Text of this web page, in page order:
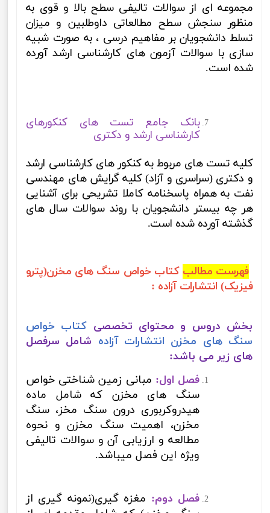
مجموعه ای از سوالات تالیفی سطح بالا و قوی به
منظور سنجش سطح مطالعاتی داوطلبین و میزان
تسلط دانشجویان بر مفاهیم درسی ، به صورت شبیه
سازی با سوالات آزمون های کارشناسی ارشد آورده
شده است.
بانک جامع تست های کنکورهای
کارشناسی ارشد و دکتری
کلیه تست های مربوط به کنکور های کارشناسی ارشد
و دکتری (سراسری و آزاد) کلیه گرایش های مهندسی
نفت به همراه پاسخنامه کاملا تشریحی برای آشنایی
هر چه بیستر دانشجویان با روند سوالات سال های
گذشته آورده شده است.
فهرست مطالب کتابخواص سنگ های مخزن(پترو
فیزیک) انتشارات آزاده :
بخش دروس و محتوای تخصصی کتاب خواص
سنگ های مخزن انتشارات آزاده شامل سرفصل
های زیر می باشد:
فصل اول: مبانی زمین شناختی خواص
سنگ های مخزن که شامل ماده
هیدروکربوری درون سنگ مخز، سنگ
مخزن، اهمیت سنگ مخزن و نحوه
مطالعه و ارزیابی آن و سوالات تالیفی
ویژه این فصل میباشد.
فصل دوم: مغزه گیری(نمونه گیری از